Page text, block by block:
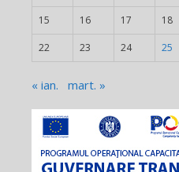
15 16 17 18
22 23 24 25
« ian. mart. »